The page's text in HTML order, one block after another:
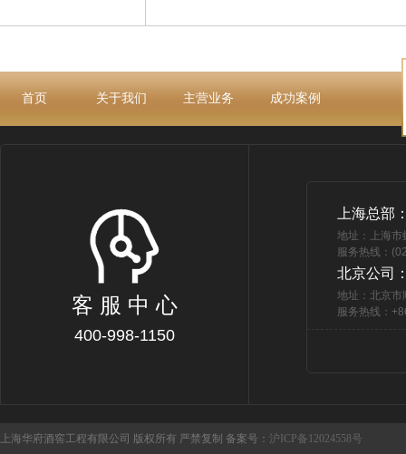
首页 关于我们 主营业务 成功案例
客 服 中 心
400-998-1150
上海总部
地址：上海
服务热线：
北京公司
地址：北京市
服务热线：
上海华府酒窖工程有限公司 版权所有 严禁复制 备案号： 沪ICP备12024558号